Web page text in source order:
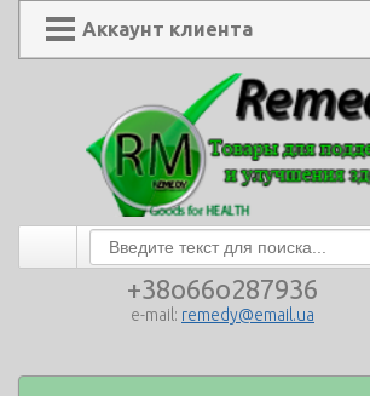
Аккаунт клиента
+38o66o287936
e-mail: remedy@email.ua